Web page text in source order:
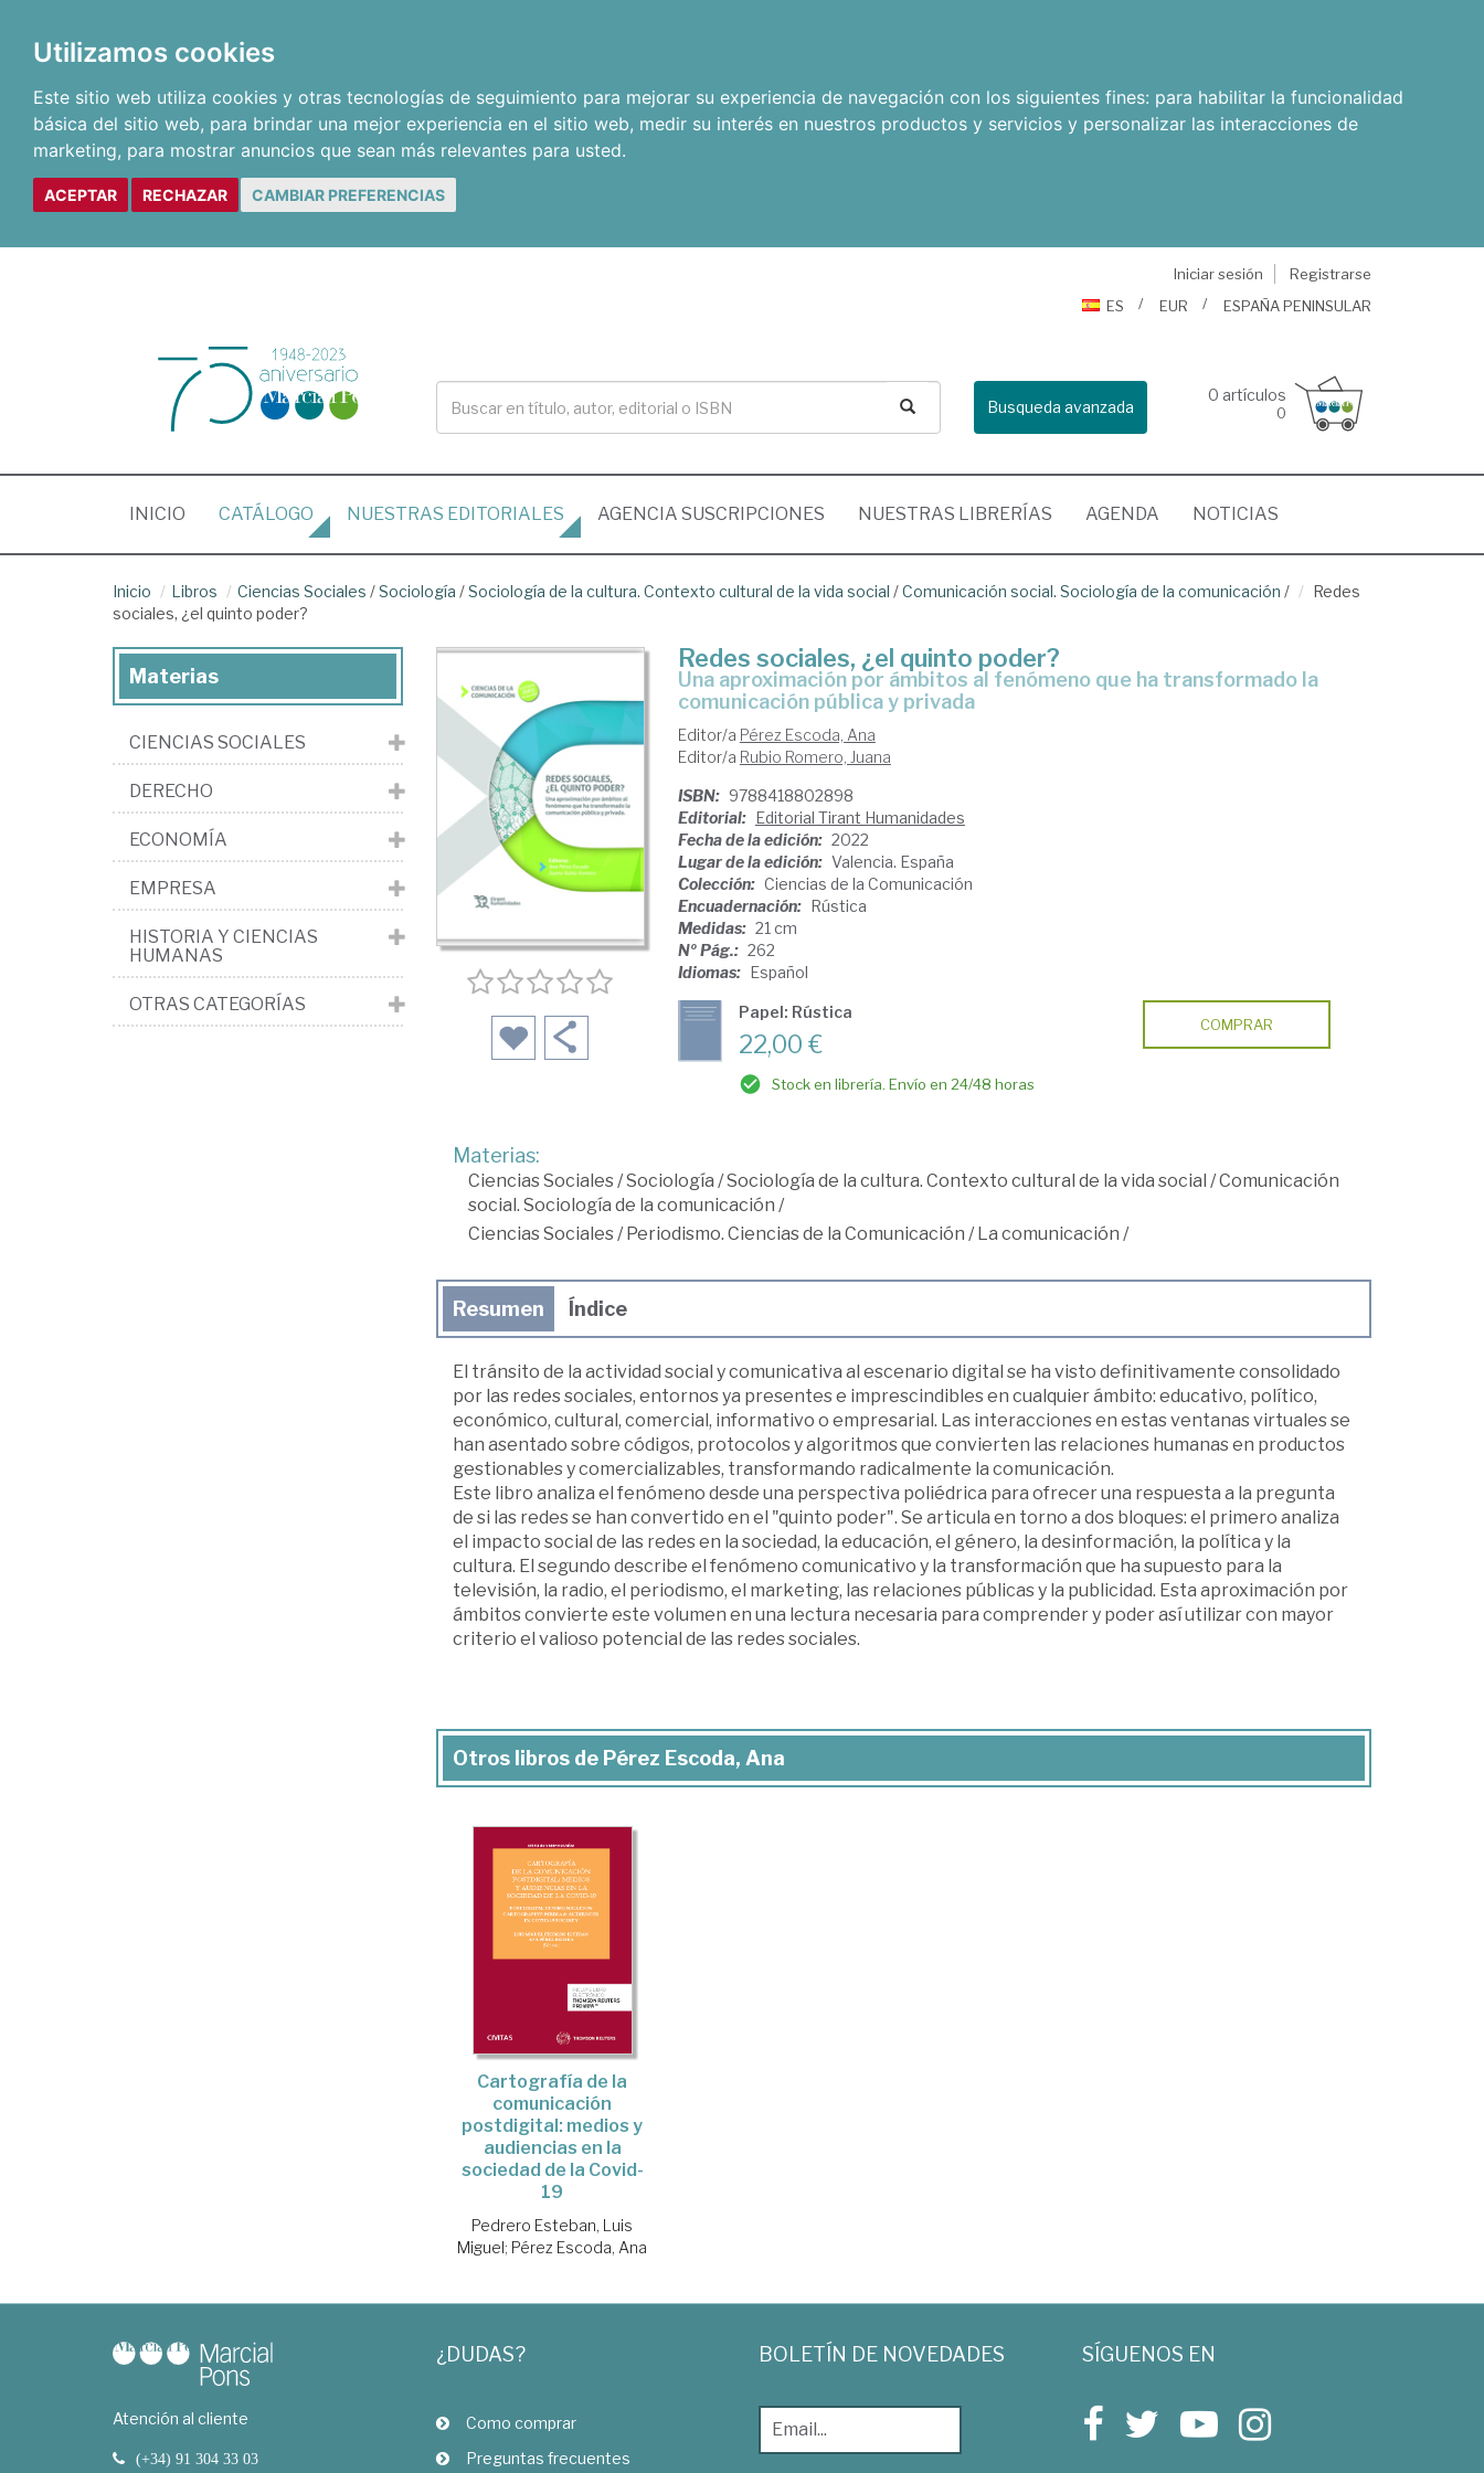
Utilizamos cookies
Este sitio web utiliza cookies y otras tecnologías de seguimiento para mejorar su experiencia de navegación con los siguientes fines: para habilitar la funcionalidad
básica del sitio web, para brindar una mejor experiencia en el sitio web, medir su interés en nuestros productos y servicios y personalizar las interacciones de
marketing, para mostrar anuncios que sean más relevantes para usted.
ACEPTAR RECHAZAR CAMBIAR PREFERENCIAS
Iniciar sesión
Registrarse
ES
EUR ESPAÑA PENINSULAR
Busqueda avanzada
0 artículos
0
INICIO (CURRENT)
CATÁLOGO NUESTRAS EDITORIALES AGENCIA SUSCRIPCIONES NUESTRAS LIBRERÍAS AGENDA NOTICIAS
Inicio Libros Ciencias Sociales /Sociología /Sociología de la cultura. Contexto cultural de la vida social /Comunicación social. Sociología de la comunicación /
Redes
sociales, ¿el quinto poder?
Redes sociales, ¿el quinto poder?
una aproximación por ámbitos al fenómeno que ha transformado la
comunicación pública y privada
Editor/a Pérez Escoda, Ana
Editor/a Rubio Romero, Juana
ISBN: 9788418802898
Editorial: Editorial Tirant Humanidades
Fecha de la edición: 2022
Lugar de la edición: Valencia. España
Colección: Ciencias de la Comunicación
Encuadernación: Rústica
Medidas: 21 cm
Nº Pág.: 262
Idiomas: Español
Papel: Rústica
22,00 €
Stock en librería. Envío en 24/48 horas
COMPRAR
Materias:
Ciencias Sociales/Sociología /Sociología de la cultura. Contexto cultural de la vida social /Comunicación
social. Sociología de la comunicación /
Ciencias Sociales/Periodismo. Ciencias de la Comunicación /La comunicación /
Resumen Índice
El tránsito de la actividad social y comunicativa al escenario digital se ha visto definitivamente consolidado
por las redes sociales, entornos ya presentes e imprescindibles en cualquier ámbito: educativo, político,
económico, cultural, comercial, informativo o empresarial. Las interacciones en estas ventanas virtuales se
han asentado sobre códigos, protocolos y algoritmos que convierten las relaciones humanas en productos
gestionables y comercializables, transformando radicalmente la comunicación.
Este libro analiza el fenómeno desde una perspectiva poliédrica para ofrecer una respuesta a la pregunta
de si las redes se han convertido en el "quinto poder". Se articula en torno a dos bloques: el primero analiza
el impacto social de las redes en la sociedad, la educación, el género, la desinformación, la política y la
cultura. El segundo describe el fenómeno comunicativo y la transformación que ha supuesto para la
televisión, la radio, el periodismo, el marketing, las relaciones públicas y la publicidad. Esta aproximación por
ámbitos convierte este volumen en una lectura necesaria para comprender y poder así utilizar con mayor
criterio el valioso potencial de las redes sociales.
Otros libros de Pérez Escoda, Ana
Cartografía de la
comunicación
postdigital: medios y
audiencias en la
sociedad de la Covid-
19
Pedrero Esteban, Luis
Miguel; Pérez Escoda, Ana
Materias
CIENCIAS SOCIALES
DERECHO
ECONOMÍA
EMPRESA
HISTORIA Y CIENCIAS
HUMANAS
OTRAS CATEGORÍAS
Atención al cliente
(+34) 91 304 33 03
¿DUDAS?
Como comprar
Preguntas frecuentes
BOLETÍN DE NOVEDADES SÍGUENOS EN